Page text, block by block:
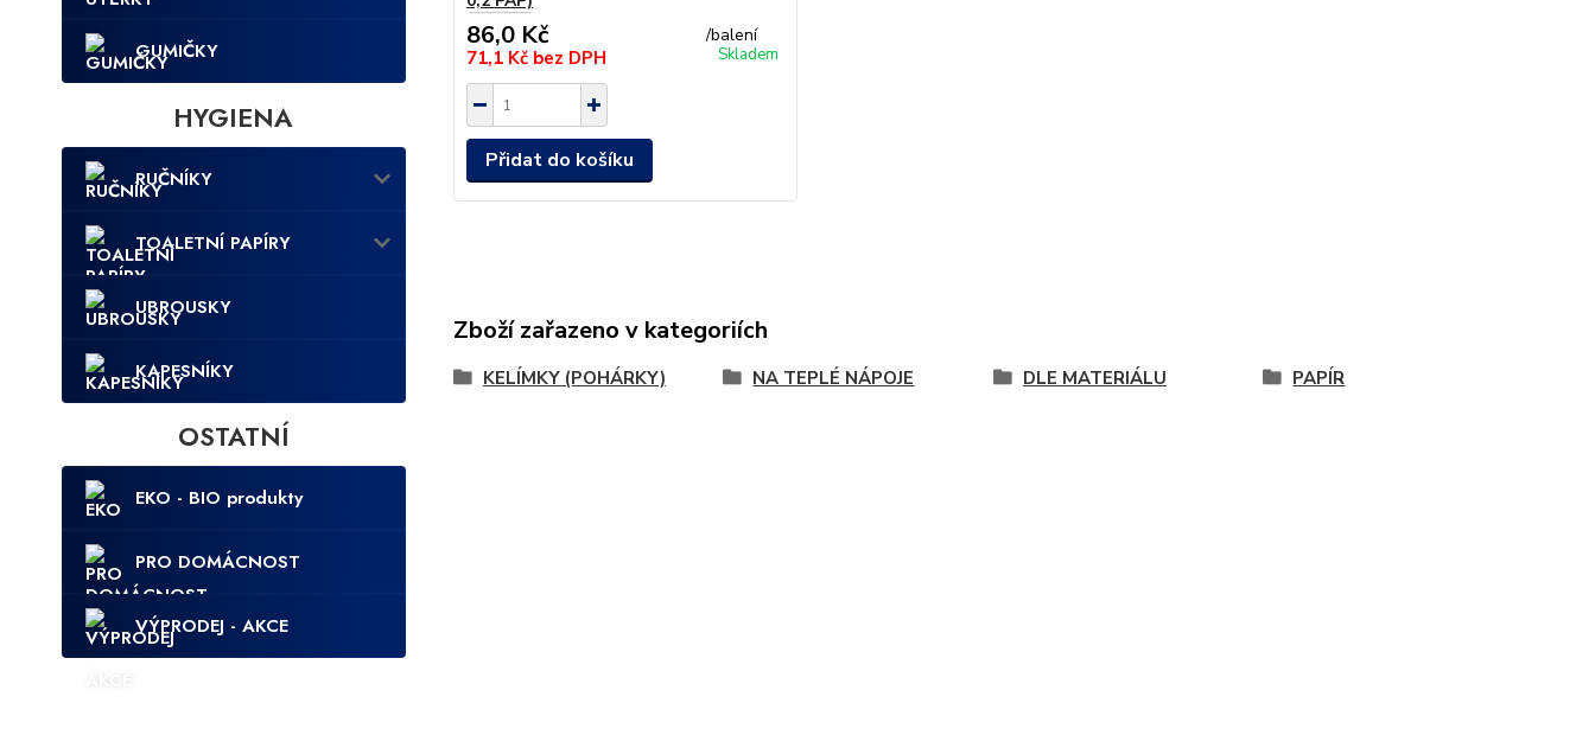
GUMIČKY
HYGIENA
RUČNÍKY
TOALETNÍ PAPÍRY
UBROUSKY
KAPESNÍKY
OSTATNÍ
EKO - BIO produkty
PRO DOMÁCNOST
VÝPRODEJ - AKCE
86,0 Kč /balení
71,1 Kč bez DPH Skladem
Přidat do košíku
Zboží zařazeno v kategoriích
KELÍMKY (POHÁRKY) NA TEPLÉ NÁPOJE DLE MATERIÁLU PAPÍR